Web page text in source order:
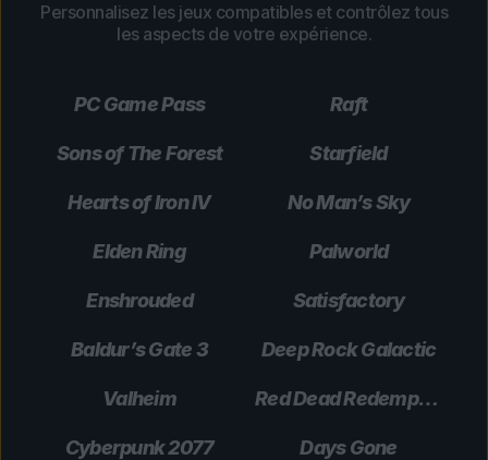
Personnalisez les jeux compatibles et contrôlez tous
les aspects de votre expérience.
PC Game Pass Raft
Sons of The Forest Starfield
Hearts of Iron IV No Man’s Sky
Elden Ring Palworld
Enshrouded Satisfactory
Baldur’s Gate 3 Deep Rock Galactic
Valheim Red Dead Redemption 2
Cyberpunk 2077 Days Gone